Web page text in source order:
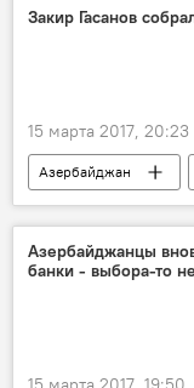
Новости мира
Напряженность
Закир Гасанов
15 марта 2017, 20:23
Азербайджан
Закир Гасанов
боевая подгтовка
оружие
Азербайджанцы
банки - выбора-то